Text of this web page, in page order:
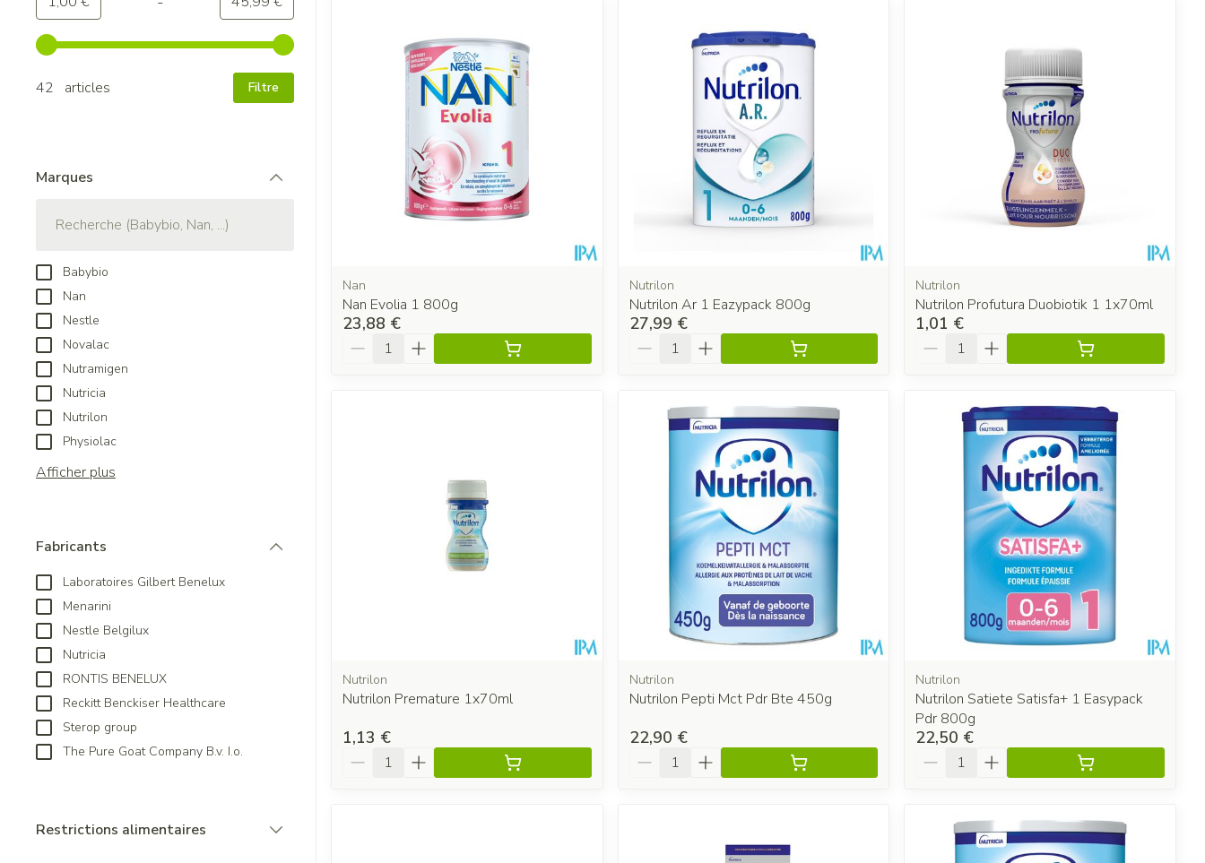
Utilisez les touches fléchées gauche et droite pour ajuster les valeurs minimales et maximales du prix.
42 articles
Filtre
Marques
Babybio
Nan
Nestle
Novalac
Nutramigen
Nutricia
Nutrilon
Physiolac
Afficher plus
Fabricants
Laboratoires Gilbert Benelux
Menarini
Nestle Belgilux
Nutricia
RONTIS BENELUX
Reckitt Benckiser Healthcare
Sterop group
The Pure Goat Company B.v. I.o.
Restrictions alimentaires
Nan
Nan Evolia 1 800g
23,88 €
Quantité
Nutrilon
Nutrilon Ar 1 Eazypack 800g
27,99 €
Quantité
Nutrilon
Nutrilon Profutura Duobiotik 1 1x70ml
1,01 €
Quantité
Nutrilon
Nutrilon Premature 1x70ml
1,13 €
Quantité
Nutrilon
Nutrilon Pepti Mct Pdr Bte 450g
22,90 €
Quantité
Nutrilon
Nutrilon Satiete Satisfa+ 1 Easypack
Pdr 800g
22,50 €
Quantité